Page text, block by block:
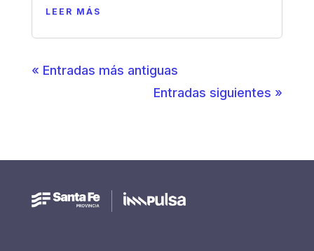
LEER MÁS
« Entradas más antiguas
Entradas siguientes »